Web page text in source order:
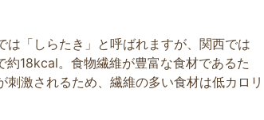
は「しらたき」と呼ばれますが、関西では
約18kcal。食物繊維が豊富な食材であるた
激されるため、繊維の多い食材は低カロリ